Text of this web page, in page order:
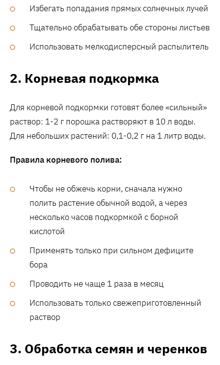
Избегать попадания прямых солнечных лучей
Тщательно обрабатывать обе стороны листьев
Использовать мелкодисперсный распылитель
2. Корневая подкормка
Для корневой подкормки готовят более «сильный»
раствор: 1-2 г порошка растворяют в 10 л воды.
Для небольших растений: 0,1-0,2 г на 1 литр воды.
Правила корневого полива:
Чтобы не обжечь корни, сначала нужно
полить растение обычной водой, а через
несколько часов подкормкой с борной
кислотой
Применять только при сильном дефиците
бора
Проводить не чаще 1 раза в месяц
Использовать только свежеприготовленный
раствор
3. Обработка семян и черенков